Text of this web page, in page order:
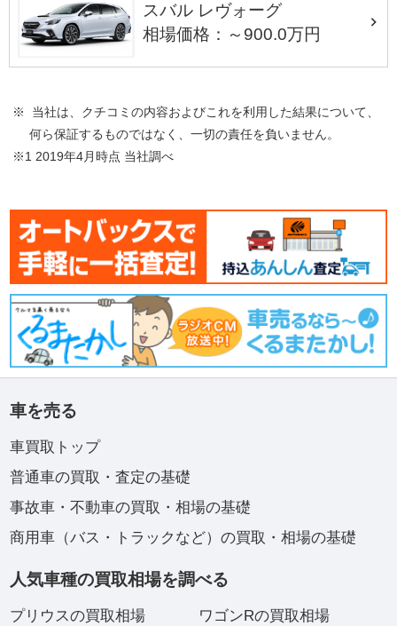
スバル レヴォーグ
相場価格：～900.0万円
※ 当社は、クチコミの内容およびこれを利用した結果について、
何ら保証するものではなく、一切の責任を負いません。
※1 2019年4月時点 当社調べ
車を売る
車買取トップ
普通車の買取・査定の基礎
事故車・不動車の買取・相場の基礎
商用車（バス・トラックなど）の買取・相場の基礎
人気車種の買取相場を調べる
プリウスの買取相場
ワゴンRの買取相場